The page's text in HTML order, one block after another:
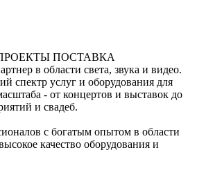
ПОСТАВКА
в области света, звука и видео.
спектр услуг и оборудования для
- от концертов и выставок до
и свадеб.
с богатым опытом в области
качество оборудования и